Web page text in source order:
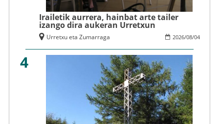
Irailetik aurrera, hainbat arte tailer
izango dira aukeran Urretxun
2026/08/04
Urretxu eta Zumarraga
4